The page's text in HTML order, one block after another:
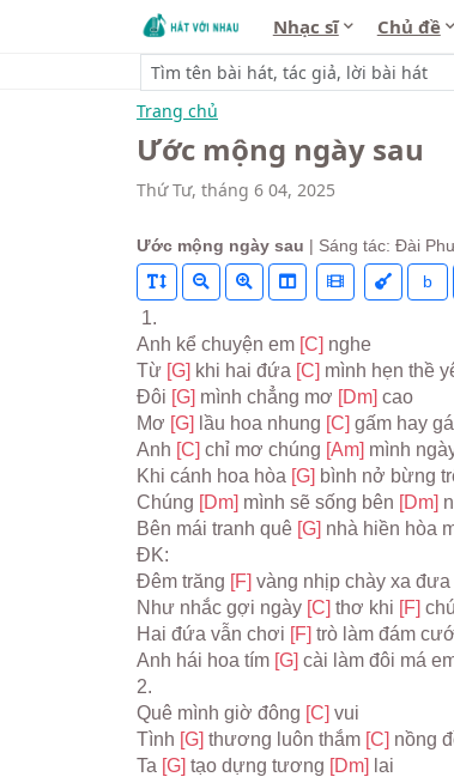
Nhạc sĩ Chủ đề
Trang chủ
Ước mộng ngày sau
Thứ Tư, tháng 6 04, 2025
Ước mộng ngày sau | Sáng tác: Đài
b
1.
Anh kể chuyện em [C] nghe
Từ [G] khi hai đứa [C] mình hẹn thề
Đôi [G] mình chẳng mơ [Dm] cao
Mơ [G] lầu hoa nhung [C] gấm hay
Anh [C] chỉ mơ chúng [Am] mình
Khi cánh hoa hòa [G] bình nở bừng
Chúng [Dm] mình sẽ sống bên [Dm]
Bên mái tranh quê [G] nhà hiền hòa
ĐK:
Đêm trăng [F] vàng nhịp chày xa đưa
Như nhắc gợi ngày [C] thơ khi [F]
Hai đứa vẫn chơi [F] trò làm đám
Anh hái hoa tím [G] cài làm đôi má
2.
Quê mình giờ đông [C] vui
Tình [G] thương luôn thắm [C] nồng
Ta [G] tạo dựng tương [Dm] lai